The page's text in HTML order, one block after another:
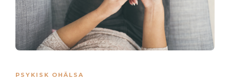
PSYKISK OHÄLSA